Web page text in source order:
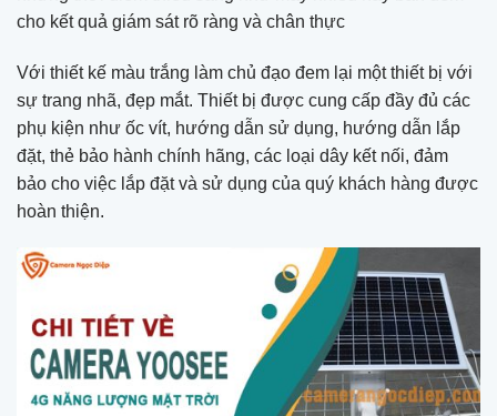
cho kết quả giám sát rõ ràng và chân thực
Với thiết kế màu trắng làm chủ đạo đem lại một thiết bị với
sự trang nhã, đẹp mắt. Thiết bị được cung cấp đầy đủ các
phụ kiện như ốc vít, hướng dẫn sử dụng, hướng dẫn lắp
đặt, thẻ bảo hành chính hãng, các loại dây kết nối, đảm
bảo cho việc lắp đặt và sử dụng của quý khách hàng được
hoàn thiện.